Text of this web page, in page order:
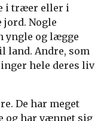
i træer eller i
jord. Nogle
yngle og lægge
land. Andre, som
hele deres liv
De har meget
og har vænnet sig